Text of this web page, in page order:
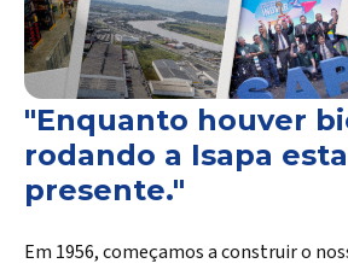
"Enquanto houver
rodando a Isapa
presente."
Em 1956, começamos a construir o